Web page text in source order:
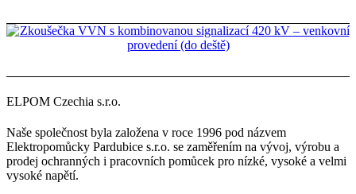
ELPOM Czechia s.r.o.
Naše společnost byla založena v roce 1996 pod názvem
Elektropomůcky Pardubice s.r.o. se zaměřením na vývoj, výrobu a
prodej ochranných i pracovních pomůcek pro nízké, vysoké a velmi
vysoké napětí.